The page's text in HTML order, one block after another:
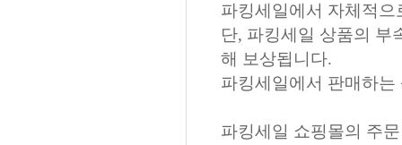
파킹세일에서 자체적
단, 파킹세일 상품의 부
해 보상됩니다.
파킹세일에서 판매하
파킹세일 쇼핑몰의 주